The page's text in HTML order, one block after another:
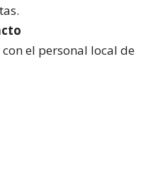
el personal local de